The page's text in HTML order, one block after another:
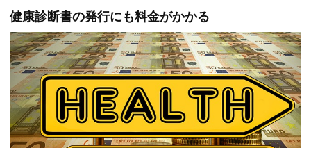
健康診断書の発行にも料金がかかる